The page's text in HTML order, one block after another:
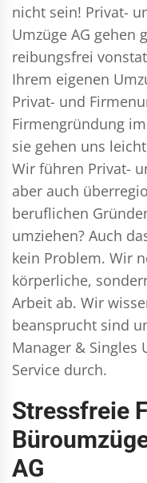
nicht sein! Privat-
Umzüge AG gehen
reibungsfrei
Ihrem eigenen
Privat- und
Firmengründung
sie gehen uns
Wir führen Privat-
aber auch
beruflichen
umziehen? Auch
kein Problem. Wir
körperliche,
Arbeit ab. Wir
beansprucht sind
Manager & Singles
Service durch.
Stressfreie
AG